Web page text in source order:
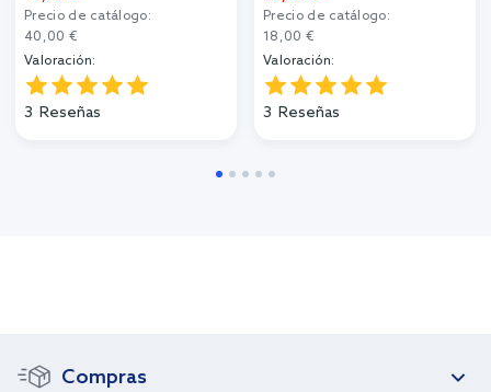
Precio de catálogo:
40,00 €
Valoración:
3 Reseñas
Precio de catálogo:
18,00 €
Valoración:
3 Reseñas
Compras